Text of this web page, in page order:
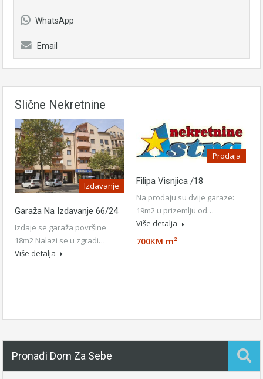
WhatsApp
Email
Slične Nekretnine
Izdavanje
Garaža Na Izdavanje 66/24
Izdaje se garaža površine
18m2 Nalazi se u zgradi…
Više detalja
Prodaja
Filipa Visnjica /18
Na prodaju su dvije garaze:
19m2 u prizemlju od…
Više detalja
700KM m²
Pronađi Dom Za Sebe